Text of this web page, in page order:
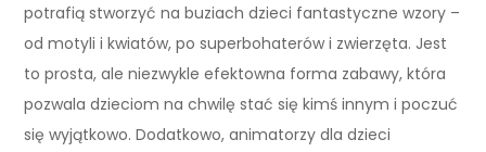
potrafią stworzyć na buziach dzieci fantastyczne wzory –
od motyli i kwiatów, po superbohaterów i zwierzęta. Jest
to prosta, ale niezwykle efektowna forma zabawy, która
pozwala dzieciom na chwilę stać się kimś innym i poczuć
się wyjątkowo. Dodatkowo, animatorzy dla dzieci